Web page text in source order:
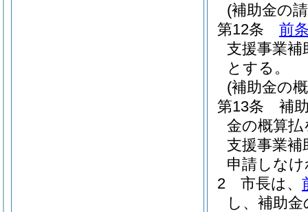
(補助金の
第12条
前
支援事業補
とする。
(補助金の
第13条
補
金の概算
支援事業補
申請しな
2
市長は、
し、補助